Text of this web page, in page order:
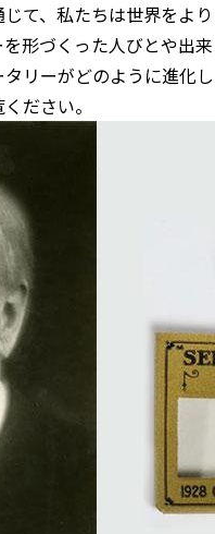
て、私たちは世界をより
形づくった人びとや出来
リーがどのように進化し
ださい。